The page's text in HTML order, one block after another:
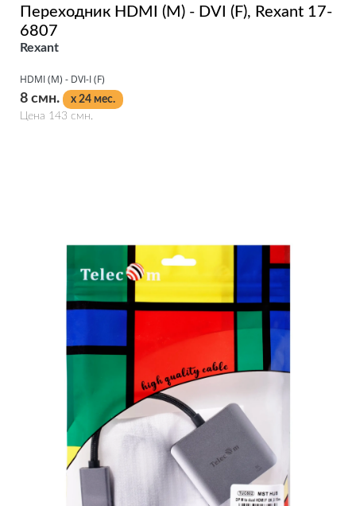
Переходник HDMI (M) - DVI (F), Rexant 17-
6807
Rexant
HDMI (M) - DVI-I (F)
8 смн.
x 24 мес.
Цена 143 смн.